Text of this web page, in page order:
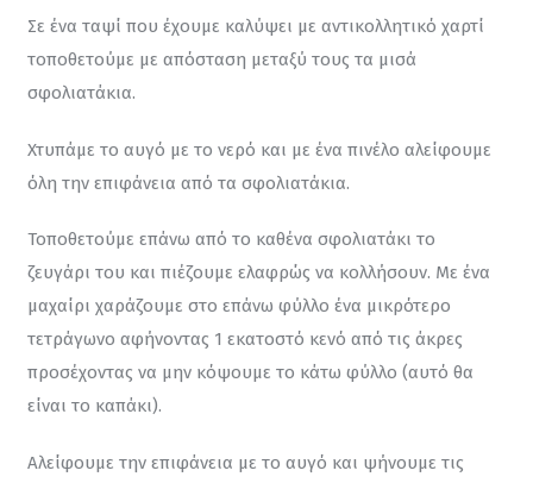
Σε ένα ταψί που έχουμε καλύψει με αντικολλητικό χαρτί
τοποθετούμε με απόσταση μεταξύ τους τα μισά
σφολιατάκια.
Χτυπάμε το αυγό με το νερό και με ένα πινέλο αλείφουμε
όλη την επιφάνεια από τα σφολιατάκια.
Τοποθετούμε επάνω από το καθένα σφολιατάκι το
ζευγάρι του και πιέζουμε ελαφρώς να κολλήσουν. Με ένα
μαχαίρι χαράζουμε στο επάνω φύλλο ένα μικρότερο
τετράγωνο αφήνοντας 1 εκατοστό κενό από τις άκρες
προσέχοντας να μην κόψουμε το κάτω φύλλο (αυτό θα
είναι το καπάκι).
Αλείφουμε την επιφάνεια με το αυγό και ψήνουμε τις